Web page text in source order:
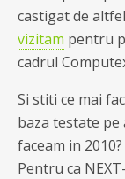
castigat de
vizitam pentru
cadrul
Si stiti ce mai
baza testate
faceam in
Pentru ca